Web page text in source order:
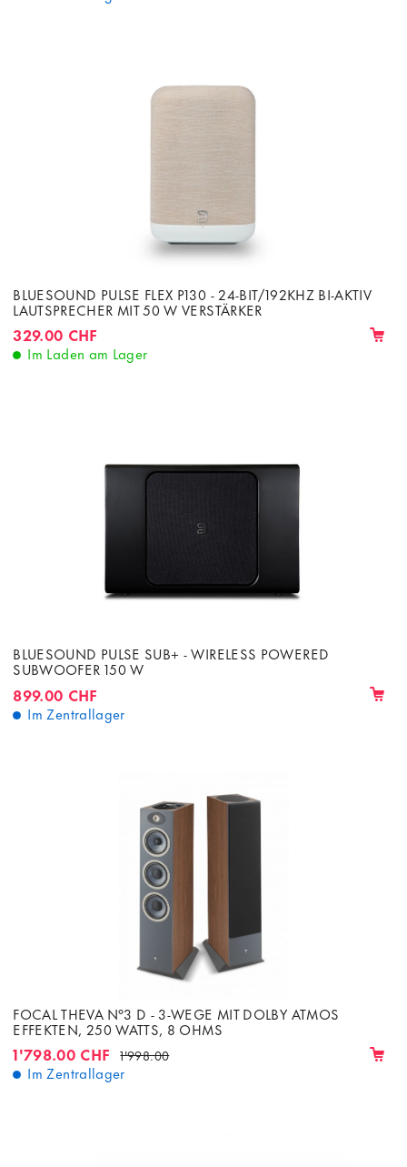
BLUESOUND PULSE FLEX P130 - 24-BIT/192KHZ BI-AKTIV
LAUTSPRECHER MIT 50 W VERSTÄRKER
329.00 CHF
Im Laden am Lager
BLUESOUND PULSE SUB+ - WIRELESS POWERED
SUBWOOFER 150 W
899.00 CHF
Im Zentrallager
FOCAL THEVA N°3 D - 3-WEGE MIT DOLBY ATMOS
EFFEKTEN, 250 WATTS, 8 OHMS
1'798.00 CHF 1'998.00
Im Zentrallager